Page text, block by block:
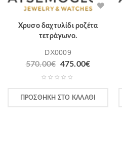
Χρυσο δαχτυλίδι ροζέτα
τετράγωνο.
DX0009
570.00€ 475.00€
ΠΡΟΣΘΉΚΗ ΣΤΟ ΚΑΛΆΘΙ